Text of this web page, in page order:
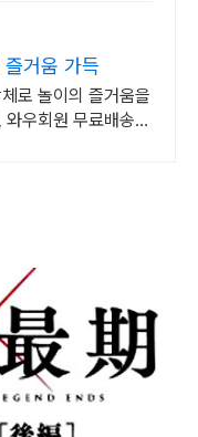
거움 가득
로 놀이의 즐거움을
우회원 무료배송으